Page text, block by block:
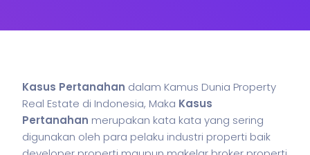
Kasus Pertanahan dalam Kamus Dunia Property
Real Estate di Indonesia, Maka Kasus
Pertanahan merupakan kata kata yang sering
digunakan oleh para pelaku industri properti baik